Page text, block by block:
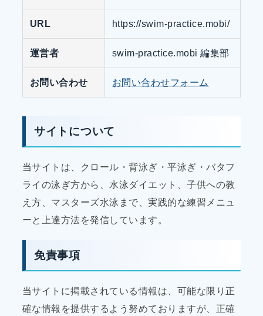
URL https://swim-practice.mobi/
運営者 swim-practice.mobi 編集部
お問い合わせ お問い合わせフォーム
サイトについて
当サイトは、クロール・背泳ぎ・平泳ぎ・バタフ
ライの泳ぎ方から、水泳ダイエット、子供への教
え方、マスターズ水泳まで、実践的な練習メニュ
ーと上達方法を発信しています。
免責事項
当サイトに掲載されている情報は、可能な限り正
確な情報を提供するよう努めておりますが、正確